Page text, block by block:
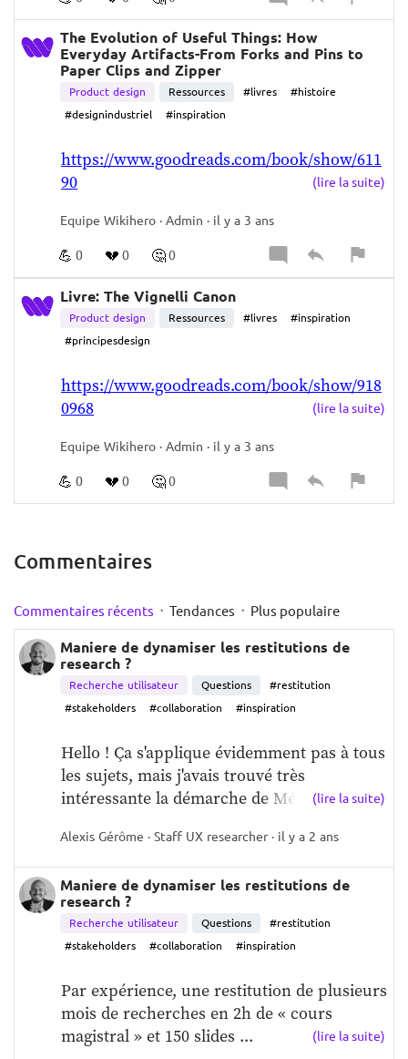
VAS T’AIDER À TE CONNAÎTRE TOI-MÊME.
CETTE CONNAISSANCE DE TOI-MÊME VA
T’AIDER DÉJÀ À COMPRENDRE TES BIAIS, IL Y
A DES TRUCS QUI T’ÉNERVENT, IL Y A DES
CONSTRUCTIONS À TOI QUI VIENNENT DE TA
PRATIQUER CETTE POSITION.
ÊTRE CAPABLE DE COMPRENDRE QUE LES
GÉNÉRALEMENT, C’EST LE CONTEXTE
AUTOUR D’EUX QUI FONT QUI ILS SONT.
LE PLUS GRAND BIAIS HUMAIN AUJOURD’HUI,
C’EST L’ERREUR D’ATTRIBUTION
FONDAMENTALE. BIAIS COGNITIFS SUR
LESQUELS SONT CONSTRUIT LE LIBÉRALISME,
LA MÉRITOCRATIE, C'EST L'IDÉOLOGIE QUI VA
SURAMPLIFIER DES RAISONS QUI SONT
INTERNES AUX PERSONNES, LEUR
PERSONNALITÉ, C’EST UNE ESPÈCE D’ESSENCE
COMPLÈTEMENT RÉDUIRE L'IMPACT DU
ET À CE BIAIS-LÀ, IL FAUT ALLER CHERCHER
SPINOZA QUI DIT
« LA LIBERTÉ, C'EST L'IGNORANCE DES CAUSES
QUI NOUS DÉTERMINENT. »
DONC, C'EST IMPORTANT D'APPRENDRE À LIRE
AUJOURD'HUI. IL Y A UNE GRANDE CRITIQUE
DANS LE HR DE LA FÉTICHISATION DES
SKILLS, DES COMPÉTENCES, COMME S’ILS
DES ESSENCES.
ALORS QUE TOUTE FORME DE COMPÉTENCE
EST TOUJOURS NÉE D’UNE RÉALITÉ DE
RELATION.
ON EST DES CRÉATURES SOCIALES. ÇA VEUT
DIRE QUE SI TU PARLES, SI TOI ET MOI ON
PARLE LE FRANÇAIS, C’EST QUE GAMINS, ON
NOUS A PARLÉS FRANÇAIS ET QUE PLUS TARD,
ON A APPRIS UNE LANGUE, ET ÇA NOUS A
PERMIS D’EN APPRENDRE UNE AUTRE.
The Evolution of Useful Things: How
Everyday Artifacts-From Forks and Pins to
Paper Clips and Zipper
Product design Ressources #livres
#histoire
#designindustriel
#inspiration
https://www.goodreads.com/book/show/611
90
(lire la suite)
Equipe Wikihero · Admin · il y a 3 ans
💪 0 💔 0 🤔0
Livre: The Vignelli Canon
Product design Ressources #livres
#inspiration
#principesdesign
https://www.goodreads.com/book/show/918
0968
(lire la suite)
Equipe Wikihero · Admin · il y a 3 ans
💪 0 💔 0 🤔0
Commentaires
Commentaires récents · Tendances · Plus populaire
Maniere de dynamiser les restitutions de
research ?
Recherche utilisateur Questions
#restitution
#stakeholders
#collaboration #inspiration
Hello ! Ça s'applique évidemment pas à tous
les sujets, mais j'avais trouvé très
intéressante la démarche de Méthos d...
(lire la suite)
Alexis Gérôme · Staff UX researcher · il y a 2 ans
Maniere de dynamiser les restitutions de
research ?
Recherche utilisateur Questions
#restitution
#stakeholders
#collaboration #inspiration
Par expérience, une restitution de plusieurs
mois de recherches en 2h de « cours
magistral » et 150 slides ...
(lire la suite)